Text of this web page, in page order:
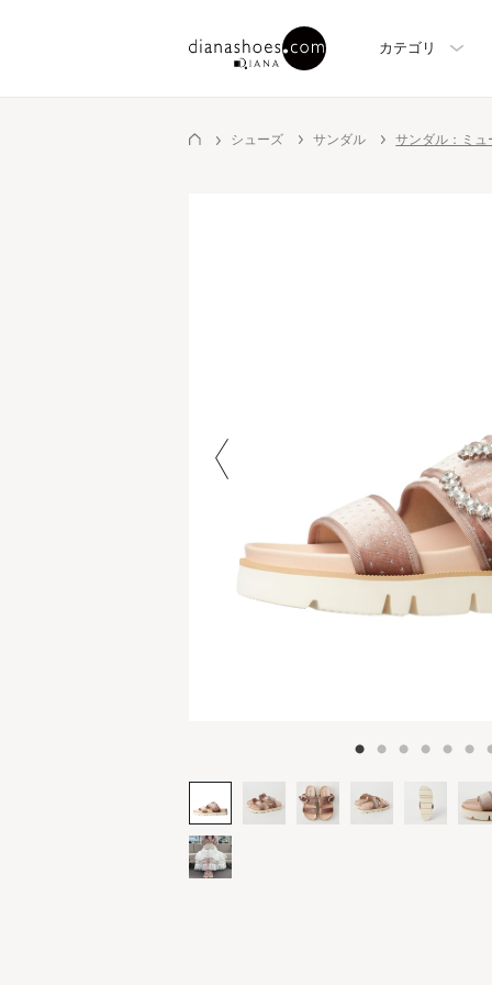
カテゴリ
シューズ サンダル サンダル：ミュ